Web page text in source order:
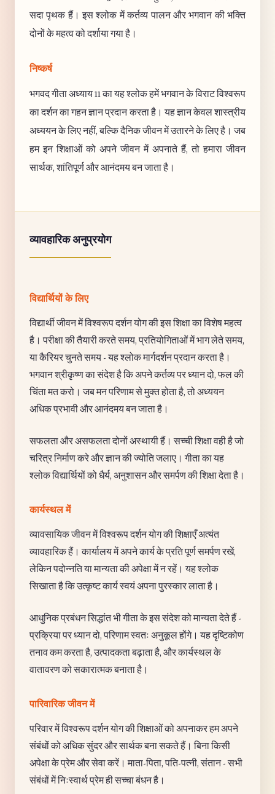
सदा पृथक हैं। इस श्लोक में कर्तव्य पालन और भगवान की भक्ति
दोनों के महत्व को दर्शाया गया है।
निष्कर्ष
भगवद गीता अध्याय 11 का यह श्लोक हमें भगवान के विराट विश्वरूप
का दर्शन का गहन ज्ञान प्रदान करता है। यह ज्ञान केवल शास्त्रीय
अध्ययन के लिए नहीं, बल्कि दैनिक जीवन में उतारने के लिए है। जब
हम इन शिक्षाओं को अपने जीवन में अपनाते हैं, तो हमारा जीवन
सार्थक, शांतिपूर्ण और आनंदमय बन जाता है।
व्यावहारिक अनुप्रयोग
विद्यार्थियों के लिए
विद्यार्थी जीवन में विश्वरूप दर्शन योग की इस शिक्षा का विशेष महत्व
है। परीक्षा की तैयारी करते समय, प्रतियोगिताओं में भाग लेते समय,
या कैरियर चुनते समय - यह श्लोक मार्गदर्शन प्रदान करता है।
भगवान श्रीकृष्ण का संदेश है कि अपने कर्तव्य पर ध्यान दो, फल की
चिंता मत करो। जब मन परिणाम से मुक्त होता है, तो अध्ययन
अधिक प्रभावी और आनंदमय बन जाता है।
सफलता और असफलता दोनों अस्थायी हैं। सच्ची शिक्षा वही है जो
चरित्र निर्माण करे और ज्ञान की ज्योति जलाए। गीता का यह
श्लोक विद्यार्थियों को धैर्य, अनुशासन और समर्पण की शिक्षा देता है।
कार्यस्थल में
व्यावसायिक जीवन में विश्वरूप दर्शन योग की शिक्षाएँ अत्यंत
व्यावहारिक हैं। कार्यालय में अपने कार्य के प्रति पूर्ण समर्पण रखें,
लेकिन पदोन्नति या मान्यता की अपेक्षा में न रहें। यह श्लोक
सिखाता है कि उत्कृष्ट कार्य स्वयं अपना पुरस्कार लाता है।
आधुनिक प्रबंधन सिद्धांत भी गीता के इस संदेश को मान्यता देते हैं -
प्रक्रिया पर ध्यान दो, परिणाम स्वतः अनुकूल होंगे। यह दृष्टिकोण
तनाव कम करता है, उत्पादकता बढ़ाता है, और कार्यस्थल के
वातावरण को सकारात्मक बनाता है।
पारिवारिक जीवन में
परिवार में विश्वरूप दर्शन योग की शिक्षाओं को अपनाकर हम अपने
संबंधों को अधिक सुंदर और सार्थक बना सकते हैं। बिना किसी
अपेक्षा के प्रेम और सेवा करें। माता-पिता, पति-पत्नी, संतान - सभी
संबंधों में निःस्वार्थ प्रेम ही सच्चा बंधन है।